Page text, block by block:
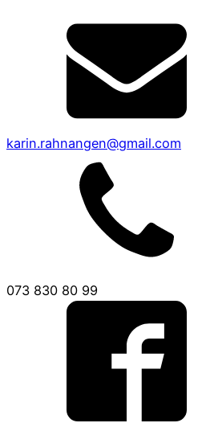
karin.rahnangen@gmail.com
073 830 80 99